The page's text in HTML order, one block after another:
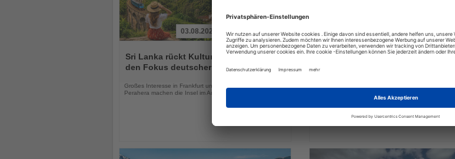
Sie
die
03.08.2026
Sri Lanka rückt Kultur und Vielfalt in
den Fokus deutscher Urlauber
Großes Interesse in Frankfurt und das Kandy Esala
Perahera machen die Insel im August besonders attraktiv
Lesen
Sie
03.08.2026
DERTOUR Hotels & Resorts bauen
Winterangebot deutlich aus
Wintersaison 2026/27